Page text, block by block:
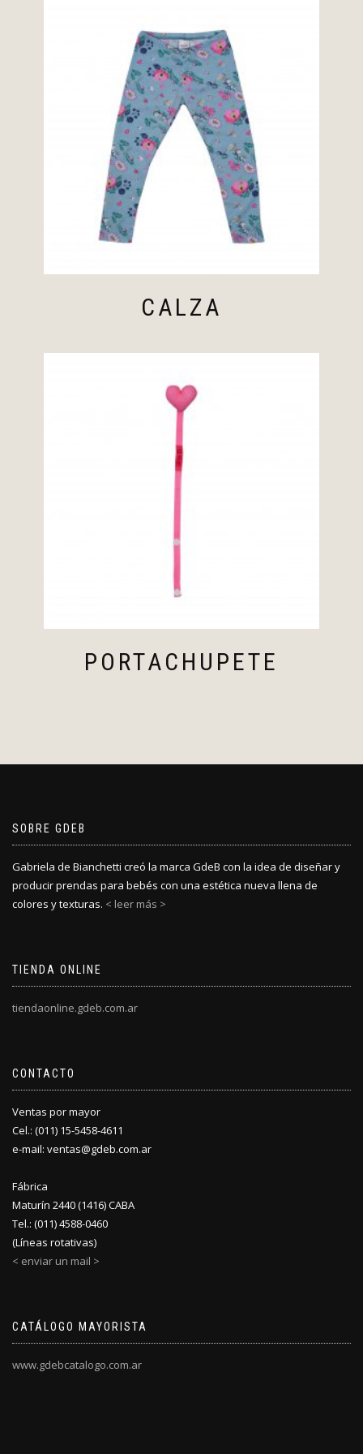
CALZA
PORTACHUPETE
SOBRE GDEB
Gabriela de Bianchetti creó la marca GdeB con la idea de diseñar y
producir prendas para bebés con una estética nueva llena de
colores y texturas. < leer más >
TIENDA ONLINE
tiendaonline.gdeb.com.ar
CONTACTO
Ventas por mayor
Cel.: (011) 15-5458-4611
e-mail: ventas@gdeb.com.ar
Fábrica
Maturín 2440 (1416) CABA
Tel.: (011) 4588-0460
(Líneas rotativas)
< enviar un mail >
CATÁLOGO MAYORISTA
www.gdebcatalogo.com.ar